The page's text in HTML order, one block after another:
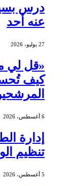
درس
عنه أحد
27 يوليو، 2026
«قل لي
كيف
6 أغسطس، 2026
إدارة
تنظيم
5 أغسطس، 2026